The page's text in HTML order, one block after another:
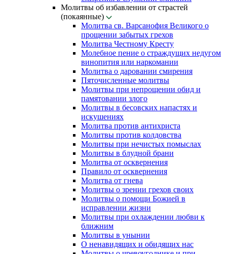
Молитвы об избавлении от страстей
(покаянные)
Молитва св. Варсанофия Великого о
прощении забытых грехов
Молитва Честному Кресту
Молебное пение о страждущих недугом
винопития или наркомании
Молитва о даровании смирения
Пяточисленные молитвы
Молитвы при непрощении обид и
памятовании злого
Молитвы в бесовских напастях и
искушениях
Молитва против антихриста
Молитвы против колдовства
Молитвы при нечистых помыслах
Молитвы в блудной брани
Молитва от осквернения
Правило от осквернения
Молитва от гнева
Молитвы о зрении грехов своих
Молитвы о помощи Божией в
исправлении жизни
Молитвы при охлаждении любви к
ближним
Молитвы в унынии
О ненавидящих и обидящих нас